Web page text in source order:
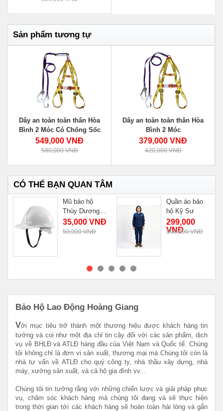
Sản phẩm tương tự
Dây an toàn toàn thân Hòa
Bình 2 Móc Có Chống Sốc
549,000 VNĐ
580,000 VNĐ
Dây an toàn toàn thân Hòa
Bình 2 Móc
379,000 VNĐ
420,000 VNĐ
CÓ THỂ BẠN QUAN TÂM
Mũ bảo hộ
Thùy Dương
N10
35,000 VNĐ
50,000 VNĐ
Quần áo bảo
hộ Kỹ Sư
299,000
VNĐ
390,000 VNĐ
Bảo Hộ Lao Động Hoàng Giang
Với mục tiêu trở thành một thương hiệu được khách hàng tin
tưởng và coi như một địa chỉ tin cậy đối với các sản phẩm, dịch
vụ về BHLĐ và ATLĐ hàng đầu của Việt Nam và Quốc tế. Chúng
tôi không chỉ là đơn vị sản xuất, thương mại mà Chúng tôi còn là
nhà tư vấn về ATLĐ cho quý công ty, nhà thầu xây dựng, nhà
máy, xưởng sản xuất, và cả hộ gia đình vv...
Chúng tôi tin tưởng rằng với những chiến lược và giải pháp phục
vụ, chăm sóc khách hàng mà chúng tôi đang và sẽ thực hiện
trong thời gian tới các khách hàng sẽ hoàn toàn hài lòng và gắn